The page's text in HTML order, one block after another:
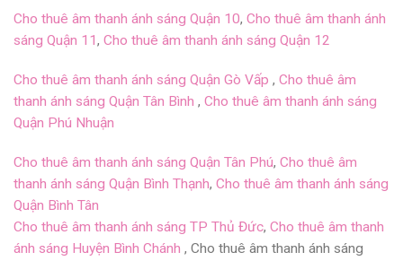
Cho thuê âm thanh ánh sáng Quận 10, Cho thuê âm thanh ánh
sáng Quận 11, Cho thuê âm thanh ánh sáng Quận 12
Cho thuê âm thanh ánh sáng Quận Gò Vấp , Cho thuê âm
thanh ánh sáng Quận Tân Bình , Cho thuê âm thanh ánh sáng
Quận Phú Nhuận
Cho thuê âm thanh ánh sáng Quận Tân Phú, Cho thuê âm
thanh ánh sáng Quận Bình Thạnh, Cho thuê âm thanh ánh sáng
Quận Bình Tân
Cho thuê âm thanh ánh sáng TP Thủ Đức, Cho thuê âm thanh
ánh sáng Huyện Bình Chánh , Cho thuê âm thanh ánh sáng